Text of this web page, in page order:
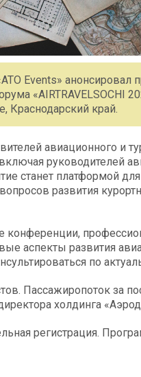
Events» анонсировал
«AIRTRAVELSOCHI
Краснодарский край.
авиационного и
руководителей
станет платформой
развития
аспекты развития
по
Пассажиропоток за
холдинга
регистрация.